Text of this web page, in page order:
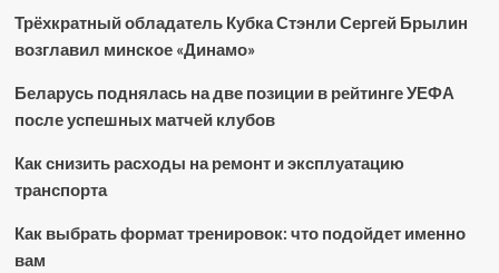
Трёхкратный обладатель Кубка Стэнли Сергей Брылин
возглавил минское «Динамо»
Беларусь поднялась на две позиции в рейтинге УЕФА
после успешных матчей клубов
Как снизить расходы на ремонт и эксплуатацию
транспорта
Как выбрать формат тренировок: что подойдет именно
вам